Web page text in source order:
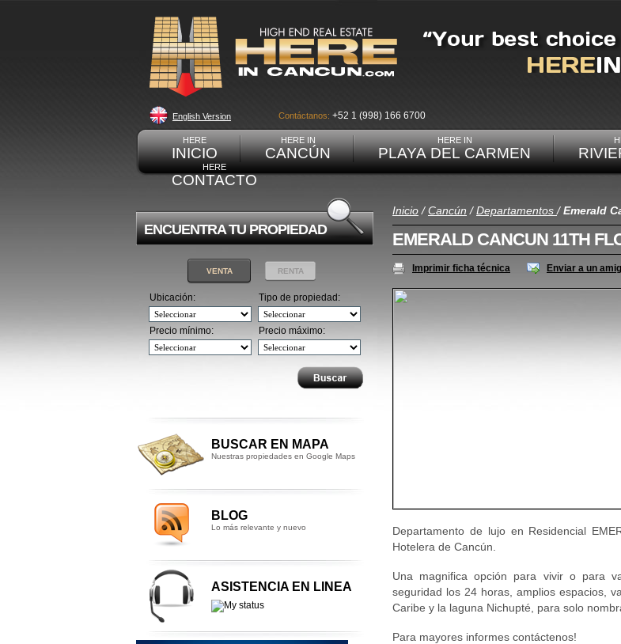
English Version Contáctanos: +52 1 (998) 166 6700
HERE
INICIO
HERE IN
CANCÚN
HERE IN
PLAYA DEL CARMEN
HERE
CONTACTO
ENCUENTRA TU PROPIEDAD
VENTA RENTA
Ubicación:
Precio mínimo:
Tipo de propiedad:
Precio máximo:
BUSCAR EN MAPA
Nuestras propiedades en Google Maps
BLOG
Lo más relevante y nuevo
ASISTENCIA EN LINEA
Inicio /Cancún /Departamentos /Emerald
EMERALD CANCUN 11TH
Imprimir ficha técnica Enviar a un
Departamento de lujo en Residencial
Hotelera de Cancún.
Una magnifica opción para vivir o para
seguridad los 24 horas, amplios espacios,
Caribe y la laguna Nichupté, para solo
Para mayores informes contáctenos!